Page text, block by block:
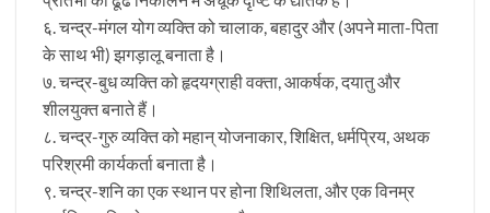
६. चन्द्र-मंगल योग व्यक्ति को चालाक, बहादुर और (अपने माता-पिता
के साथ भी) झगड़ालू बनाता है।
७. चन्द्र-बुध व्यक्ति को हृदयग्राही वक्ता, आकर्षक, दयातु और
शीलयुक्त बनाते हैं।
८. चन्द्र-गुरु व्यक्ति को महान् योजनाकार, शिक्षित, धर्मप्रिय, अथक
परिश्रमी कार्यकर्ता बनाता है।
९. चन्द्र-शनि का एक स्थान पर होना शिथिलता, और एक विनम्र